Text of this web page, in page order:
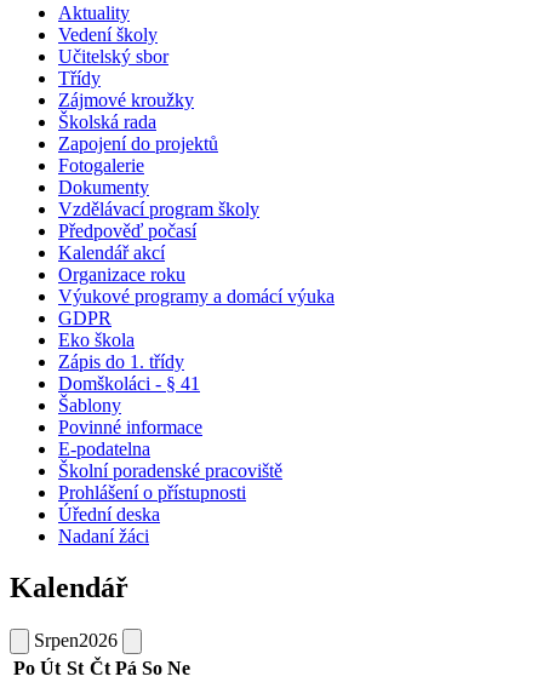
Aktuality
Vedení školy
Učitelský sbor
Třídy
Zájmové kroužky
Školská rada
Zapojení do projektů
Fotogalerie
Dokumenty
Vzdělávací program školy
Předpověď počasí
Kalendář akcí
Organizace roku
Výukové programy a domácí výuka
GDPR
Eko škola
Zápis do 1. třídy
Domškoláci - § 41
Šablony
Povinné informace
E-podatelna
Školní poradenské pracoviště
Prohlášení o přístupnosti
Úřední deska
Nadaní žáci
Kalendář
Srpen2026
Po Út St Čt Pá So Ne